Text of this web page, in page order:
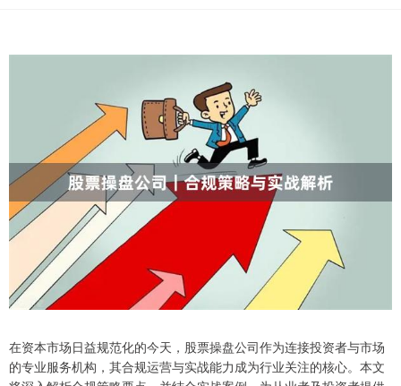
在资本市场日益规范化的今天，股票操盘公司作为连接投资者与市场
的专业服务机构，其合规运营与实战能力成为行业关注的核心。本文